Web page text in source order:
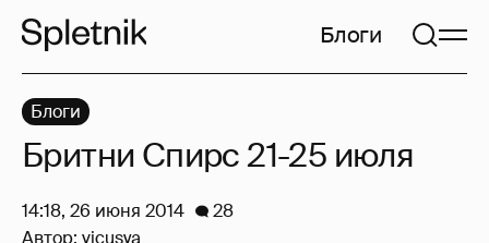
Блоги
Блоги
Бритни Спирс 21-25 июля
14:18, 26 июня 2014
28
Автор: vicusya